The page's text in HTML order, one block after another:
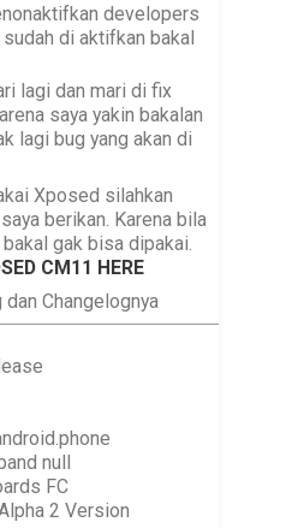
developers
di aktifkan bakal
lagi dan mari di fix
saya yakin bakalan
lagi bug yang akan di
Xposed silahkan
berikan. Karena bila
gak bisa dipakai.
CM11 HERE
Changelognya
null
FC
Alpha 2 Version